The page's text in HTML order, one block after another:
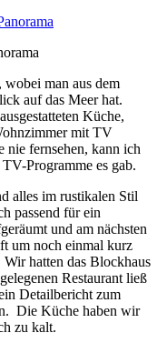
man aus dem
auf das Meer hat.
Küche,
mit TV
nie fernsehen, kann ich
Programme es gab.
alles im rustikalen Stil
passend für ein
und am nächsten
um noch einmal kurz
Wir hatten das Blockhaus
Restaurant ließ
Detailbericht zum
Die Küche haben wir
zu kalt.